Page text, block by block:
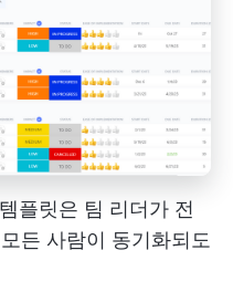
플릿은 팀 리더가 전
든 사람이 동기화되도